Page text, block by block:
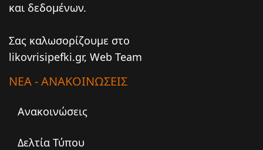
και δεδομένων.
Σας καλωσορίζουμε στο
likovrisipefki.gr, Web Team
ΝΕΑ - ΑΝΑΚΟΙΝΩΣΕΙΣ
Ανακοινώσεις
Δελτία Τύπου